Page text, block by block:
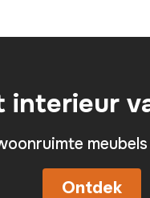
interieur
Ontdek